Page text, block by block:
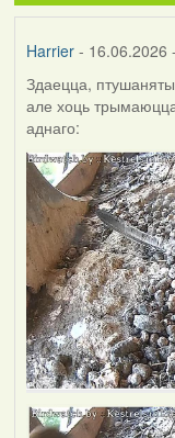
Harrier- 16.06.2026
Здаецца,
але хоць
аднаго: